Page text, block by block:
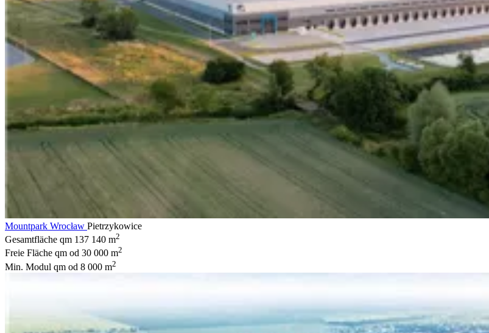
Mountpark Wrocław Pietrzykowice
Gesamtfläche qm 137 140 m2
Freie Fläche qm od 30 000 m2
Min. Modul qm od 8 000 m2